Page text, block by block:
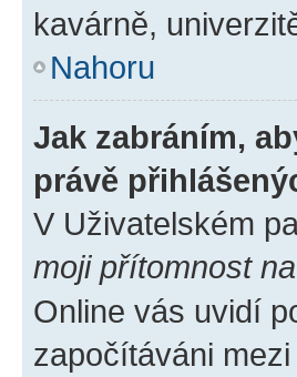
kavárně,
Nahoru
Jak zabráním,
právě
V Uživatelském
moji přítomnost
Online vás uvidí
započítáváni